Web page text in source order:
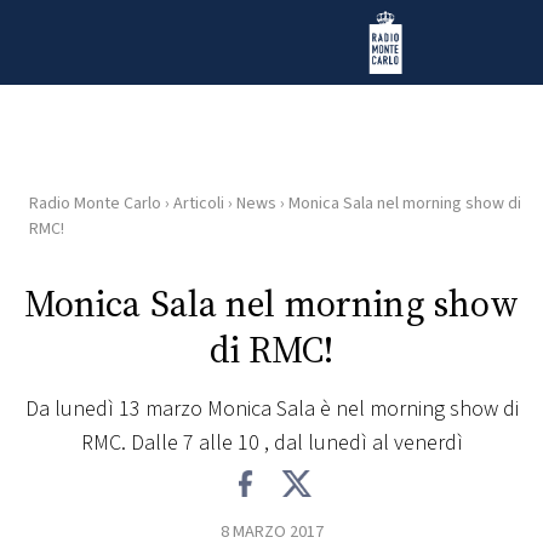
Radio Monte Carlo
HOME
RADIO
PLAYLIST
Radio Monte Carlo › Articoli › News › Monica Sala nel morning show di
RMC!
Monica Sala nel morning show
di RMC!
Da lunedì 13 marzo Monica Sala è nel morning show di
RMC. Dalle 7 alle 10 , dal lunedì al venerdì
8 MARZO 2017